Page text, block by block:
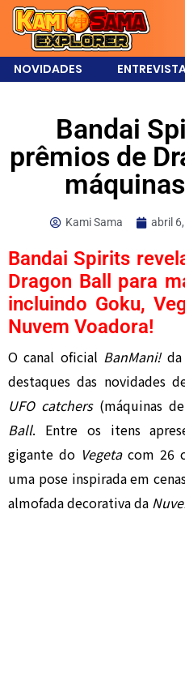
NOVIDADES
Bandai
prêmios de
Kami Sama abril
Bandai Spirits
Dragon Ball para
incluindo Goku,
Nuvem Voadora!
O canal oficial BanMani!da
destaques das novidades
UFO catchers(máquinas
Ball. Entre os itens
gigante do Vegetacom 26
uma pose inspirada em
almofada decorativa da